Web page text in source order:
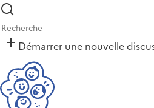
Démarrer une nouvelle